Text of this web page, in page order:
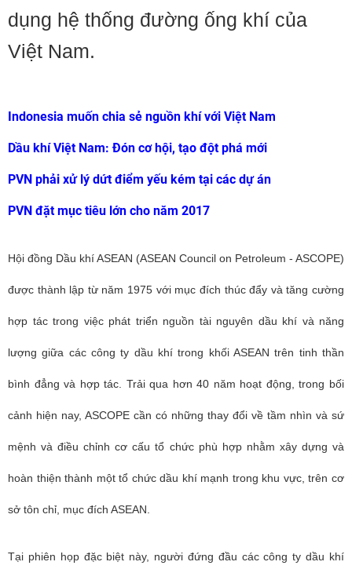
dụng hệ thống đường ống khí của
Việt Nam.
Indonesia muốn chia sẻ nguồn khí với Việt Nam
Dầu khí Việt Nam: Đón cơ hội, tạo đột phá mới
PVN phải xử lý dứt điểm yếu kém tại các dự án
PVN đặt mục tiêu lớn cho năm 2017
Hội đồng Dầu khí ASEAN (ASEAN Council on Petroleum - ASCOPE)
được thành lập từ năm 1975 với mục đích thúc đẩy và tăng cường
hợp tác trong việc phát triển nguồn tài nguyên dầu khí và năng
lượng giữa các công ty dầu khí trong khối ASEAN trên tinh thần
bình đẳng và hợp tác. Trải qua hơn 40 năm hoạt động, trong bối
cảnh hiện nay, ASCOPE cần có những thay đổi về tầm nhìn và sứ
mệnh và điều chỉnh cơ cấu tổ chức phù hợp nhằm xây dựng và
hoàn thiện thành một tổ chức dầu khí mạnh trong khu vực, trên cơ
sở tôn chỉ, mục đích ASEAN.
Tại phiên họp đặc biệt này, người đứng đầu các công ty dầu khí